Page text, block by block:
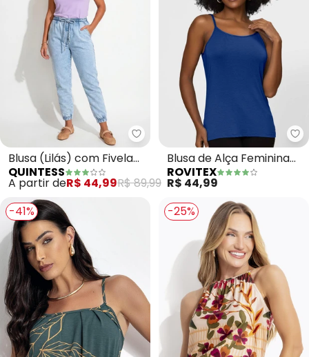
Quintess - Blusa (Lilás) com
Blusa (Lilás) com Fivela
na Alça
QUINTESS
A partir deR$ 44,99R$ 89,99
Blusa de Alça Feminina
Viscotorcion Básica
(Azul)
ROVITEX
R$ 44,99
-41%
-25%